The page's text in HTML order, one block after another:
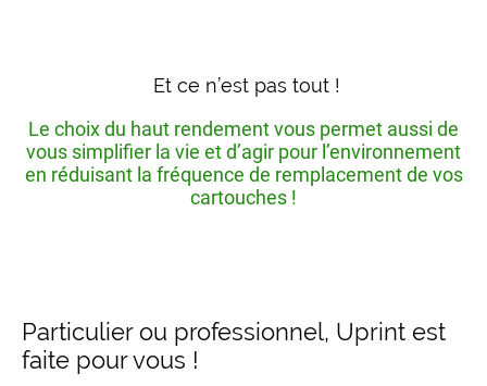
Et ce n’est pas tout !
Le choix du haut rendement vous permet aussi de
vous simplifier la vie et d’agir pour l’environnement
en réduisant la fréquence de remplacement de vos
cartouches !
Particulier ou professionnel, Uprint est
faite pour vous !